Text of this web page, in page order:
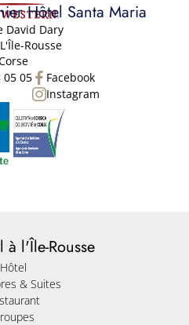
Hôtel Santa Maria
David Dary
Rousse
05 05
Facebook
Instagram
à l'Île-Rousse
Hôtel
& Suites